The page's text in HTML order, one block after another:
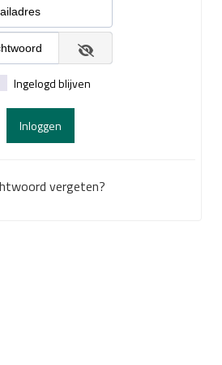
Ingelogd blijven
Inloggen
vergeten?